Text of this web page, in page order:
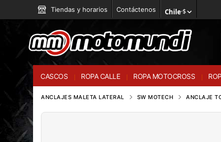
Tiendas y horarios Contáctenos Chile·$
CASCOS ROPA CALLE ROPA MOTOCROSS
ANCLAJES MALETA LATERAL SW MOTECH ANCLAJE